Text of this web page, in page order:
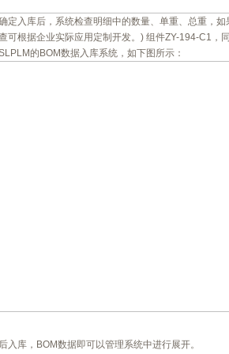
定入库后，系统检查明细中的数量、单重、总重，
可根据企业实际应用定制开发。) 组件ZY-194-C1，
的BOM数据入库系统，如下图所示：
入库，BOM数据即可以管理系统中进行展开。